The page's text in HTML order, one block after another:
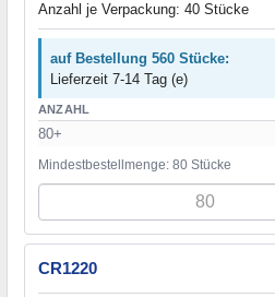
Anzahl je Verpackung: 40 Stücke
auf Bestellung 560 Stücke:
Lieferzeit 7-14 Tag (e)
ANZAHL
80+
Mindestbestellmenge: 80 Stücke
CR1220